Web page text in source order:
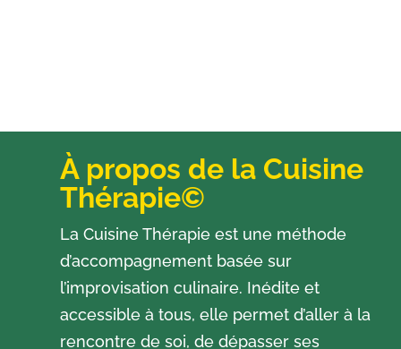
À propos de la Cuisine
Thérapie©
La Cuisine Thérapie est une méthode
d’accompagnement basée sur
l’improvisation culinaire. Inédite et
accessible à tous, elle permet d’aller à la
rencontre de soi, de dépasser ses